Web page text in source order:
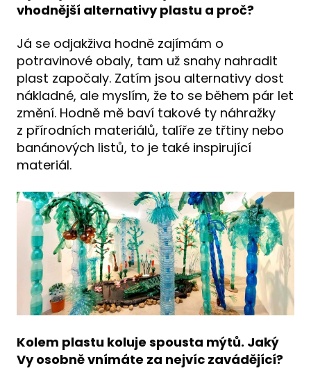
vhodnější alternativy plastu a proč?
Já se odjakživa hodně zajímám o
potravinové obaly, tam už snahy nahradit
plast započaly. Zatím jsou alternativy dost
nákladné, ale myslím, že to se během pár let
změní. Hodně mě baví takové ty náhražky
z přírodních materiálů, talíře ze třtiny nebo
banánových listů, to je také inspirující
materiál.
Kolem plastu koluje spousta mýtů. Jaký
Vy osobně vnímáte za nejvíc zavádějící?